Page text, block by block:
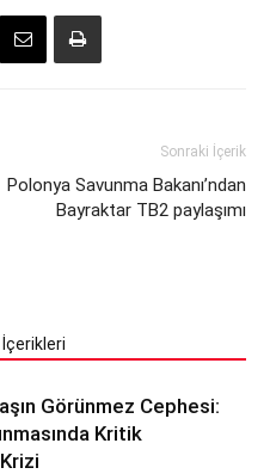
Sonraki İçerik
Polonya Savunma Bakanı’ndan
Bayraktar TB2 paylaşımı
İçerikleri
Görünmez Cephesi:
Kritik